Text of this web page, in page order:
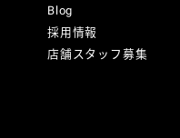
Blog
採用情報
店舗スタッフ募集